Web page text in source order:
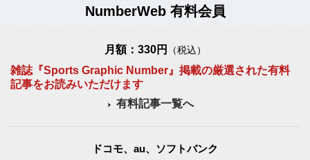
NumberWeb 有料会員
月額：330円 （税込）
雑誌『Sports Graphic Number』掲載の厳選された有料
記事をお読みいただけます
有料記事一覧へ
ドコモ、au、ソフトバンク